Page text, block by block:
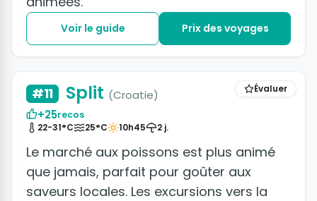
Voir le guide Prix des voyages
Évaluer
#11 Split (Croatie)
+25recos
22-31°C
25°C 10h45 2 j.
Le marché aux poissons est plus animé
que jamais, parfait pour goûter aux
saveurs locales. Les excursions vers la